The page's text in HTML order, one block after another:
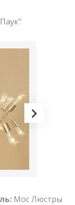
Мос Люстры